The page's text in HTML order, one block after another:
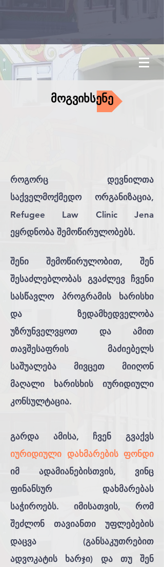
მოგვიხსენე
როგორც დევნილთა
საქველმოქმედო ორგანიზაცია,
Refugee Law Clinic Jena
ეყრდნობა შემოწირულობებს.
შენი შემოწირულობით, შენ
შესაძლებლობას გვაძლევ ჩვენი
სასწავლო პროგრამის ხარისხი
და ზედამხედველობა
უზრუნველვყოთ და ამით
თავშესაფრის მაძიებელს
საშუალება მივცეთ მიიღონ
მაღალი ხარისხის იურიდიული
კონსულტაცია.
გარდა ამისა, ჩვენ გვაქვს
იურიდიული დახმარების ფონდი
იმ ადამიანებისთვის, ვინც
ფინანსურ დახმარებას
საჭიროებს. იმისათვის, რომ
შეძლონ თავიანთი უფლებების
დაცვა (განსაკუთრებით
ადვოკატის ხარჯი) და თუ შენ